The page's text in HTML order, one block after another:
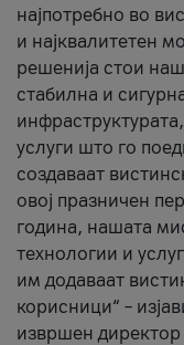
најпотребно во
и најквалитетен
решенија стои
стабилна и
услуги што го
создаваат
овој празничен
година, нашата
технологии и
им додаваат
корисници“ –
извршен